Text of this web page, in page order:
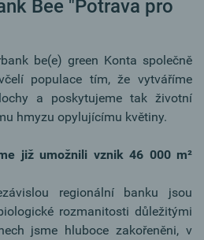
Bee "Potrava pro
be(e) green Konta společně
populace tím, že vytváříme
a poskytujeme tak životní
hmyzu opylujícímu květiny.
již umožnili vznik 46 000 m²
regionální banku jsou
rozmanitosti důležitými
jsme hluboce zakořeněni, v